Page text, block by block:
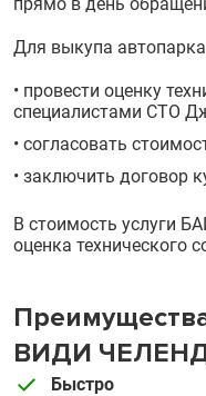
Для выкупа
• провести оценку
специалистами СТО
• согласовать
• заключить договор
В стоимость услуги
оценка технического
ВИДИ
Быстро